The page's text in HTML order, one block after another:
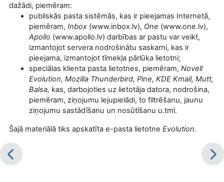
dažādi, piemēram:
publiskās pasta sistēmās, kas ir pieejamas Internetā,
piemēram, Inbox (www.inbox.lv), One (www.one.lv),
Apollo (www.apollo.lv) darbības ar pastu var veikt,
izmantojot servera nodrošinātu saskarni, kas ir
pieejama, izmantojot tīmekļa pārlūka lietotni;
speciālas klienta pasta lietotnes, piemēram, Novell
Evolution, Mozilla Thunderbird, Pine, KDE Kmail, Mutt,
Balsa, kas, darbojoties uz lietotāja datora, nodrošina,
piemēram, ziņojumu lejupielādi, to filtrēšanu, jaunu
ziņojumu sastādīšanu un nosūtīšanu u.tml.
Šajā materiālā tiks apskatīta e-pasta lietotne Evolution.